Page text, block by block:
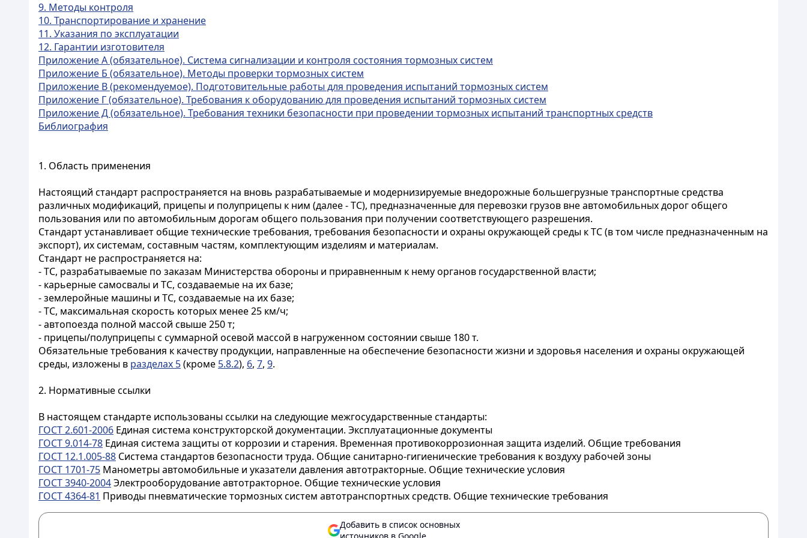
9. Методы контроля
10. Транспортирование и хранение
11. Указания по эксплуатации
12. Гарантии изготовителя
Приложение А (обязательное). Система сигнализации и контроля состояния тормозных систем
Приложение Б (обязательное). Методы проверки тормозных систем
Приложение В (рекомендуемое). Подготовительные работы для проведения испытаний тормозных систем
Приложение Г (обязательное). Требования к оборудованию для проведения испытаний тормозных систем
Приложение Д (обязательное). Требования техники безопасности при проведении тормозных испытаний транспортных средств
Библиография
1. Область применения
Настоящий стандарт распространяется на вновь разрабатываемые и модернизируемые внедорожные большегрузные транспортные средства
различных модификаций, прицепы и полуприцепы к ним (далее - ТС), предназначенные для перевозки грузов вне автомобильных дорог общего
пользования или по автомобильным дорогам общего пользования при получении соответствующего разрешения.
Стандарт устанавливает общие технические требования, требования безопасности и охраны окружающей среды к ТС (в том числе предназначенным на
экспорт), их системам, составным частям, комплектующим изделиям и материалам.
Стандарт не распространяется на:
- ТС, разрабатываемые по заказам Министерства обороны и приравненным к нему органов государственной власти;
- карьерные самосвалы и ТС, создаваемые на их базе;
- землеройные машины и ТС, создаваемые на их базе;
- ТС, максимальная скорость которых менее 25 км/ч;
- автопоезда полной массой свыше 250 т;
- прицепы/полуприцепы с суммарной осевой массой в нагруженном состоянии свыше 180 т.
Обязательные требования к качеству продукции, направленные на обеспечение безопасности жизни и здоровья населения и охраны окружающей
среды, изложены в разделах 5(кроме 5.8.2), 6, 7, 9.
2. Нормативные ссылки
В настоящем стандарте использованы ссылки на следующие межгосударственные стандарты:
ГОСТ 2.601-2006 Единая система конструкторской документации. Эксплуатационные документы
ГОСТ 9.014-78 Единая система защиты от коррозии и старения. Временная противокоррозионная защита изделий. Общие требования
ГОСТ 12.1.005-88 Система стандартов безопасности труда. Общие санитарно-гигиенические требования к воздуху рабочей зоны
ГОСТ 1701-75 Манометры автомобильные и указатели давления автотракторные. Общие технические условия
ГОСТ 3940-2004Электрооборудование автотракторное. Общие технические условия
ГОСТ 4364-81 Приводы пневматические тормозных систем автотранспортных средств. Общие технические требования
Добавить в список основных